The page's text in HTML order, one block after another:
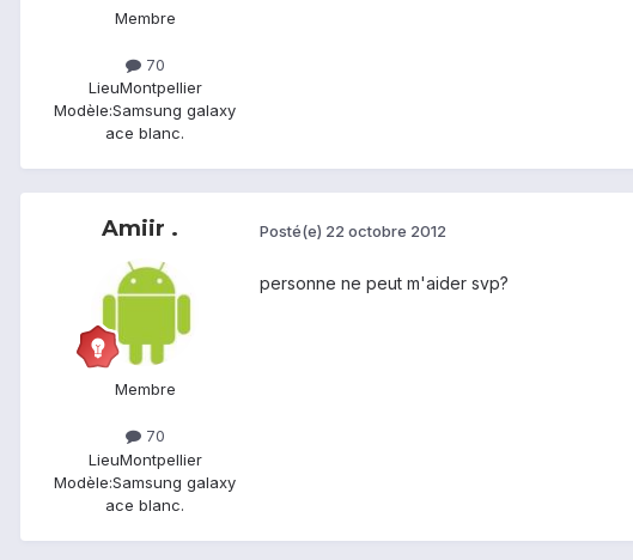
Membre
70
LieuMontpellier
Modèle:Samsung galaxy
ace blanc.
Amiir .
Membre
70
LieuMontpellier
Modèle:Samsung galaxy
ace blanc.
Posté(e) 22 octobre 2012
personne ne peut m'aider svp?